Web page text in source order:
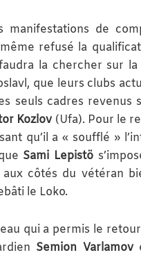
manifestations de
refusé la
la chercher sur
que leurs clubs
seuls cadres revenus
Kozlov(Ufa). Pour le
qu’il a « soufflé »
Sami Lepistö
côtés du vétéran
le Loko.
qui a permis le
Semion Varlamov